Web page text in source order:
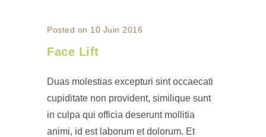
Posted on 10 Juin 2016
Face Lift
Duas molestias excepturi sint occaecati
cupiditate non provident, similique sunt
in culpa qui officia deserunt mollitia
animi, id est laborum et dolorum. Et